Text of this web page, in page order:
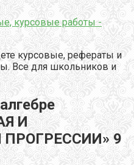
курсовые работы -
курсовые, рефераты и
Все для школьников и
И
9